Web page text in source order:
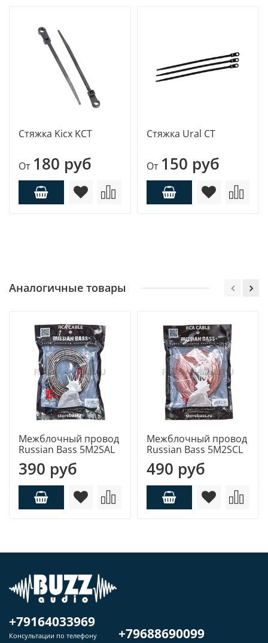
Стяжка Kicx KCT
От 180 руб
Стяжка Ural CT
От 150 руб
Аналогичные товары
Межблочный провод
Russian Bass 5M2SAL
390 руб
Межблочный провод
Russian Bass 5M2SCL
490 руб
+79164033969
Консультации по телефону +79688690099